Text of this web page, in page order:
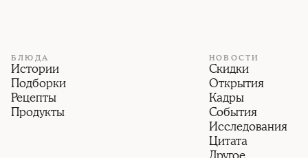
БЛЮДА
Истории
Подборки
Рецепты
Продукты
НОВОСТИ
Скидки
Открытия
Кадры
События
Исследования
Цитата